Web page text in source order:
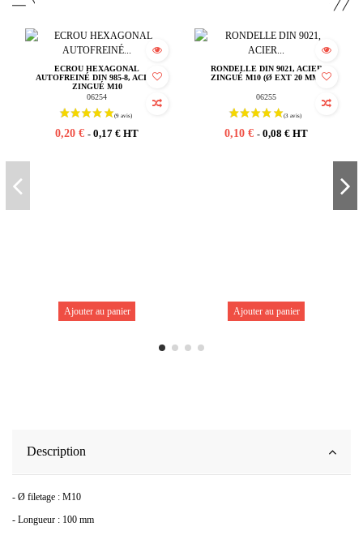
ECROU HEXAGONAL
AUTOFREINÉ DIN 985-8, ACIER
ZINGUÉ M10
06254
0,20 € - 0,17 € HT
Ajouter au panier
RONDELLE DIN 9021, ACIER
ZINGUÉ M10 (Ø EXT 20 MM)
06255
0,10 € - 0,08 € HT
Ajouter au panier
Description
- Ø filetage : M10
- Longueur : 100 mm